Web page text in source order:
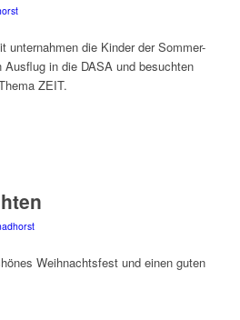
die Kinder der Sommer-
Ausflug in die DASA und besuchten
ZEIT.
Weihnachtsfest und einen guten